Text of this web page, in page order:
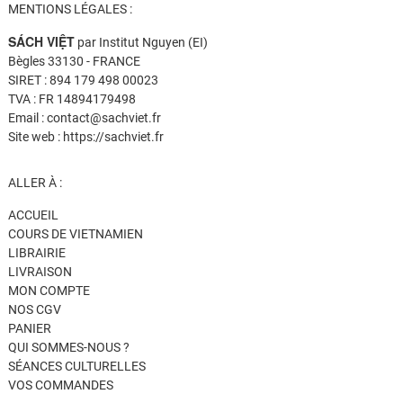
MENTIONS LÉGALES :
SÁCH VIỆTpar Institut Nguyen (EI)
Bègles 33130 - FRANCE
SIRET : 894 179 498 00023
TVA : FR 14894179498
Email : contact@sachviet.fr
Site web : https://sachviet.fr
ALLER À :
ACCUEIL
COURS DE VIETNAMIEN
LIBRAIRIE
LIVRAISON
MON COMPTE
NOS CGV
PANIER
QUI SOMMES-NOUS ?
SÉANCES CULTURELLES
VOS COMMANDES